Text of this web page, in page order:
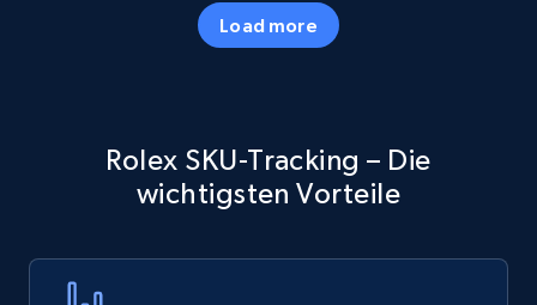
5.7K+ Jetzt anfangen
specific keywords
Title, Seller name, Brand, Description, Initial
Load more
Rolex SKU-Tracking – Die
wichtigsten Vorteile